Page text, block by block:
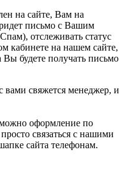
на сайте, Вам на
письмо с Вашим
отслеживать статус
кабинете на нашем сайте,
Вы будете получать письмо
вами свяжется менеджер, и
оформление по
связаться с нашими
сайта телефонам.